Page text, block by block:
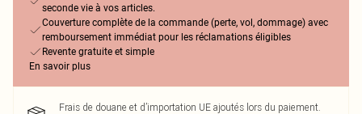
seconde vie à vos articles.
Couverture complète de la commande (perte, vol, dommage) avec
remboursement immédiat pour les réclamations éligibles
Revente gratuite et simple
En savoir plus
Frais de douane et d’importation UE ajoutés lors du paiement.